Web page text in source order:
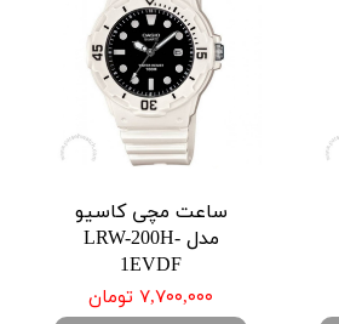
ساعت مچی کاسیو
مدل LRW-200H-
1EVDF
۷,۷۰۰,۰۰۰ تومان